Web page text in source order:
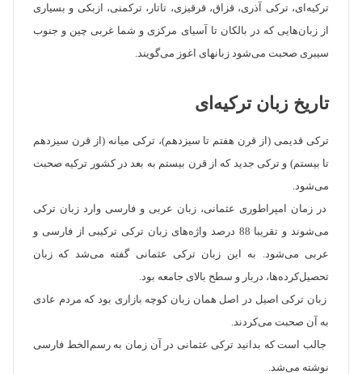
ترکیه‌ای، ترکی آذری، قزاق، قرقیزی، تاتار، ترکمنی، ازبکی و بسیاری
از زبان‌هایی که در بالکان تا آسیای مرکزی و شما غربی چین و جنوب
سیبری صحبت می‌شود زبان‎های اغوز می‌گویند.
تاریخ زبان ترکیه‌ای
ترکی قدیمی (از قرن هفتم تا سیزدهم)، ترکی میانه (از قرن سیزدهم
تا بیستم) و ترکی جدید که از قرن بیستم به بعد در کشور ترکیه صحبت
می‌شود.
در زمان امپراطوری عثمانی، زبان عربی و فارسی وارد زبان ترکی
می‌شوند و تقریبا 88 درصد واژه‌های زبان ترکی ترکیبی از فارسی و
عربی می‌شود. به این زبان ترکی عثمانی گفته می‌شد که زبان
تحصیل‌کرده‌ها، دربار و سطح بالای جامعه بود.
زبان ترکی اصیل در اصل همان زبان کوچه بازاری بود که مردم عادی
به آن صحبت می‌کردند.
جالب است که بدانید ترکی عثمانی در آن زمان به رسم‌الخط فارسی
نوشته می‌شد.